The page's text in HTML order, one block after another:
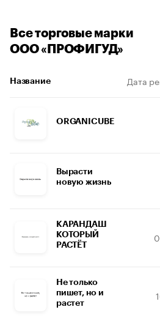
Все торговые марки
ООО «ПРОФИГУД»
Название Дата
ORGANICUBE
Вырасти
новую жизнь
КАРАНДАШ
КОТОРЫЙ
РАСТЁТ
Не только
пишет, но и
растет